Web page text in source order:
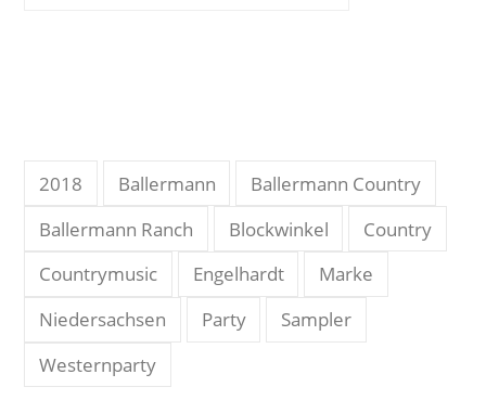
2018 Ballermann
Ballermann Country
Ballermann Ranch
Blockwinkel
Country
Countrymusic
Engelhardt
Marke
Niedersachsen
Party
Sampler
Westernparty